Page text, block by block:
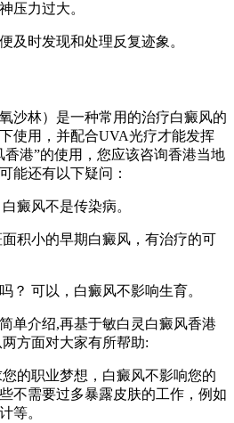
压力过大。
及时发现和处理反复迹象。
沙林）是一种常用的治疗白癜风的
使用，并配合UVA光疗才能发挥
港”的使用，您应该咨询香港当地
能还有以下疑问：
癜风不是传染病。
积小的早期白癜风，有治疗的可
？ 可以，白癜风不影响生育。
单介绍,再基于敏白灵白癜风香港
方面对大家有所帮助:
的职业梦想，白癜风不影响您的
不需要过多暴露皮肤的工作，例如
等。